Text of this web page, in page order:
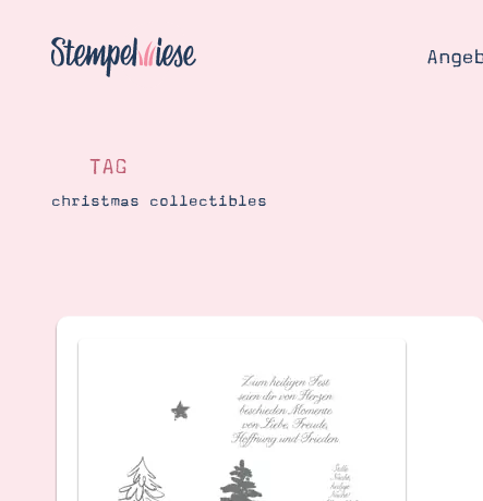
Bestellen
Kontakt
TAG
christmas collectibles